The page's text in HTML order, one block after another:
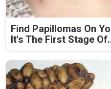
Find Papillomas On
It's The First Stage